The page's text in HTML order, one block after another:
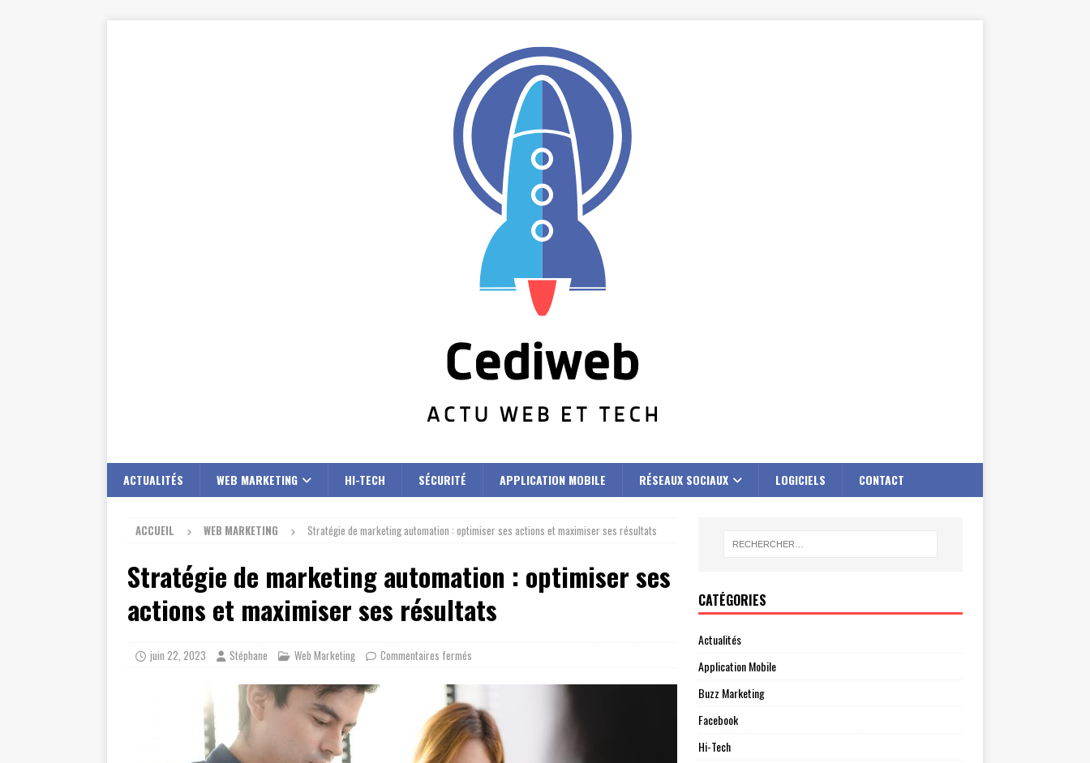
ACTUALITÉS WEB MARKETING HI-TECH SÉCURITÉ APPLICATION MOBILE RÉSEAUX SOCIAUX LOGICIELS CONTACT
ACCUEIL WEB MARKETING Stratégie de marketing automation : optimiser ses actions et maximiser ses résultats
Stratégie de marketing automation : optimiser ses
actions et maximiser ses résultats
juin 22, 2023 Stéphane Web Marketing Commentaires fermés
CATÉGORIES
Actualités
Application Mobile
Buzz Marketing
Facebook
Hi-Tech